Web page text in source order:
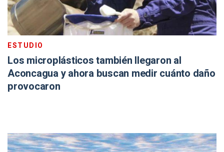
ESTUDIO
Los microplásticos también llegaron al
Aconcagua y ahora buscan medir cuánto daño
provocaron